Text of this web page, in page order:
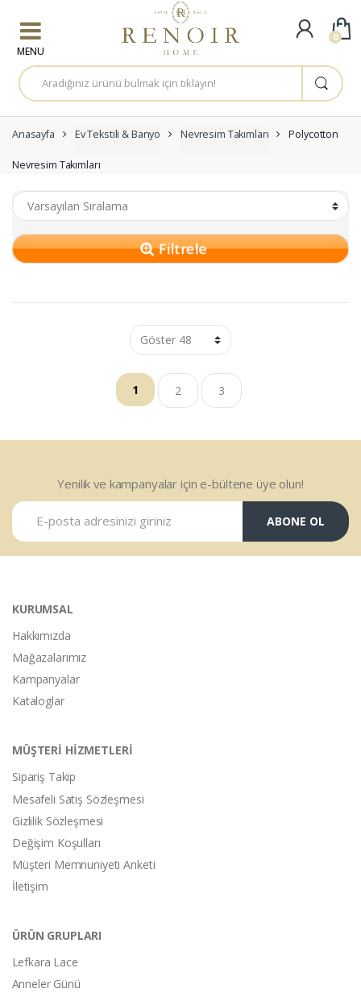
A
r
a
a
:
Anasayfa Ev Tekstili & Banyo Nevresim Takımları Polycotton
Nevresim Takımları
Filtrele
1 2 3
Yenilik ve kampanyalar için e-bültene üye olun!
ABONE OL
KURUMSAL
Hakkımızda
Mağazalarımız
Kampanyalar
Kataloglar
MÜŞTERİ HİZMETLERİ
Sipariş Takip
Mesafeli Satış Sözleşmesi
Gizlilik Sözleşmesi
Değişim Koşulları
Müşteri Memnuniyeti Anketi
İletişim
ÜRÜN GRUPLARI
Lefkara Lace
Anneler Günü
0